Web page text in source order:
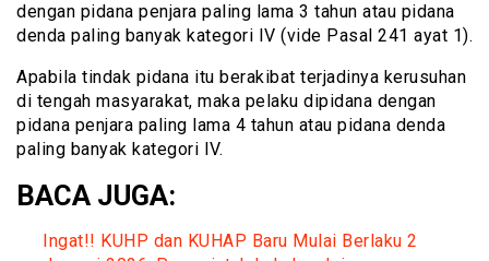
dengan pidana penjara paling lama 3 tahun atau pidana
denda paling banyak kategori IV (vide Pasal 241 ayat 1).
Apabila tindak pidana itu berakibat terjadinya kerusuhan
di tengah masyarakat, maka pelaku dipidana dengan
pidana penjara paling lama 4 tahun atau pidana denda
paling banyak kategori IV.
BACA JUGA:
Ingat!! KUHP dan KUHAP Baru Mulai Berlaku 2